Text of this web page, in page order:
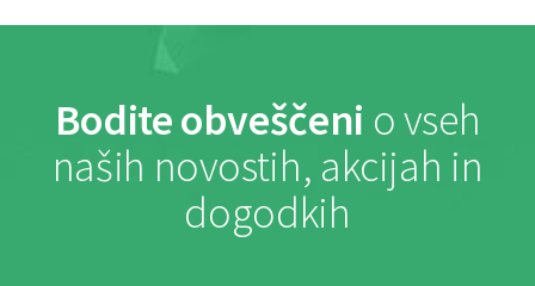
Bodite obveščeni o vseh
naših novostih, akcijah in
dogodkih